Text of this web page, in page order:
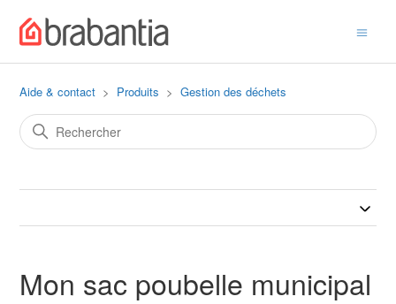
Aide & contact Produits Gestion des déchets
Mon sac poubelle municipal